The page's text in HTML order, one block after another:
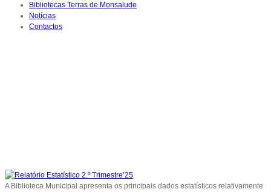
Bibliotecas Terras de Monsalude
Notícias
Contactos
A Biblioteca Municipal apresenta os principais dados estatísticos relativamente